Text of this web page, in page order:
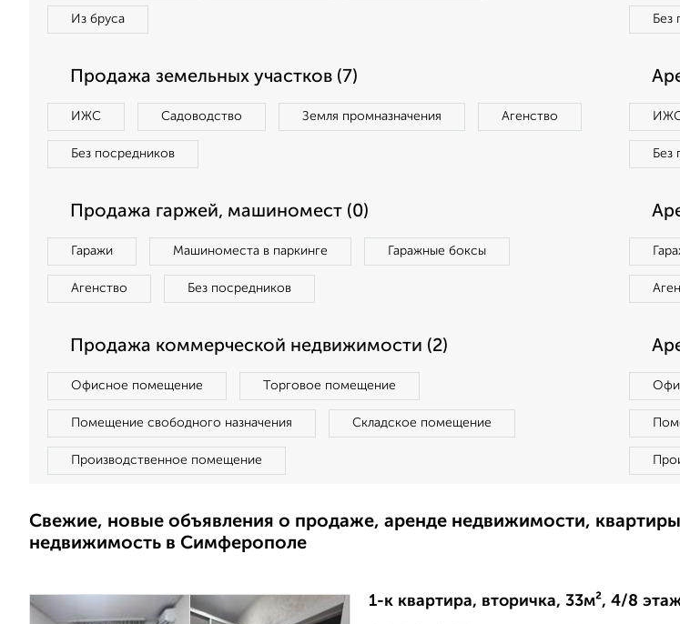
Из бруса Без
Продажа земельных участков (7)
ИЖС Садоводство Земля промназначения Агенство
Без посредников Без
Продажа гаржей, машиномест (0)
Гаражи Машиноместа в паркинге Гаражные боксы
Агенство Без посредников
Продажа коммерческой недвижимости (2)
Офисное помещение Торговое помещение
Помещение свободного назначения Складское помещение
Производственное помещение
Свежие, новые объявления о продаже, аренде недвижимости,
недвижимость в Симферополе
1-к квартира, вторичка, 33м², 4/8